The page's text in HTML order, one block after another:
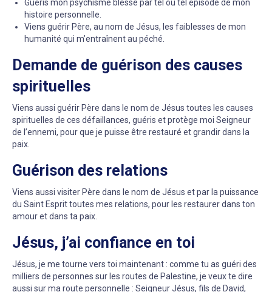
Guéris mon psychisme blessé par tel ou tel épisode de mon
histoire personnelle.
Viens guérir Père, au nom de Jésus, les faiblesses de mon
humanité qui m’entraînent au péché.
Demande de guérison des causes
spirituelles
Viens aussi guérir Père dans le nom de Jésus toutes les causes
spirituelles de ces défaillances, guéris et protège moi Seigneur
de l’ennemi, pour que je puisse être restauré et grandir dans la
paix.
Guérison des relations
Viens aussi visiter Père dans le nom de Jésus et par la puissance
du Saint Esprit toutes mes relations, pour les restaurer dans ton
amour et dans ta paix.
Jésus, j’ai confiance en toi
Jésus, je me tourne vers toi maintenant : comme tu as guéri des
milliers de personnes sur les routes de Palestine, je veux te dire
aussi sur ma route personnelle : Seigneur Jésus, fils de David,